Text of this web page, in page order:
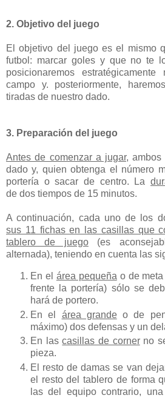
2. Objetivo del juego
El objetivo del juego es el mismo
futbol: marcar goles y que no te
posicionaremos
campo y. posteriormente,
tiradas de nuestro dado.
3. Preparación del juego
Antes de comenzar a jugar, ambos
dado y, quien obtenga el número
portería o sacar de centro. La
de dos tiempos de 15 minutos.
A continuación, cada uno de los
sus 11 fichas en las casillas que
tablero de juego(es
alternada), teniendo en cuenta las
En el área pequeña o de
frente la portería) sólo se
hará de portero.
En el área grandeo de
máximo) dos defensas y un
En lascasillas de cornerno
pieza.
El resto de damas se van
el resto del tablero de forma
las del equipo contrario,